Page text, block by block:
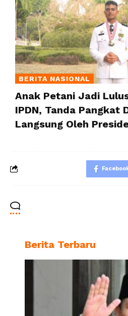
BERITA NASIONAL
Anak Petani Jadi
IPDN, Tanda Pangkat
Langsung Oleh
Berita Terbaru